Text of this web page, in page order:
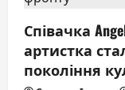
Співачка
артистка
покоління